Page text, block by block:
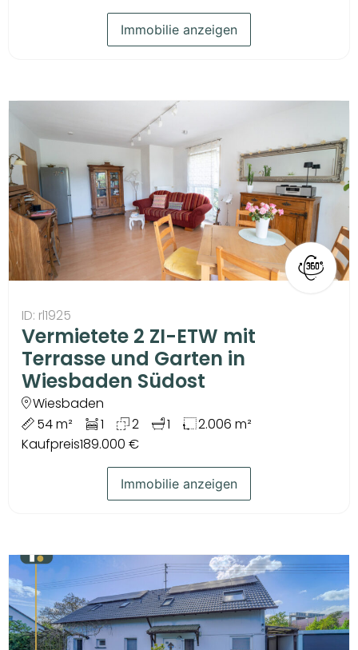
Immobilie anzeigen
ID: rl1925
Vermietete 2 ZI-ETW mit
Terrasse und Garten in
Wiesbaden Südost
Wiesbaden
54 m²
1 2 1
2.006 m²
Kaufpreis189.000 €
Immobilie anzeigen